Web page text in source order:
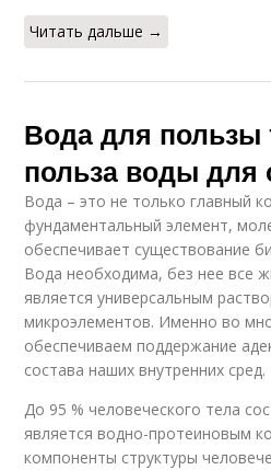
Читать дальше →
Вода для пользы
польза воды для
Вода – это не только главный
фундаментальный элемент,
обеспечивает существование
Вода необходима, без нее все
является универсальным
микроэлементов. Именно во
обеспечиваем поддержание
состава наших внутренних сред.
До 95 % человеческого тела
является водно-протеиновым
компоненты структуры